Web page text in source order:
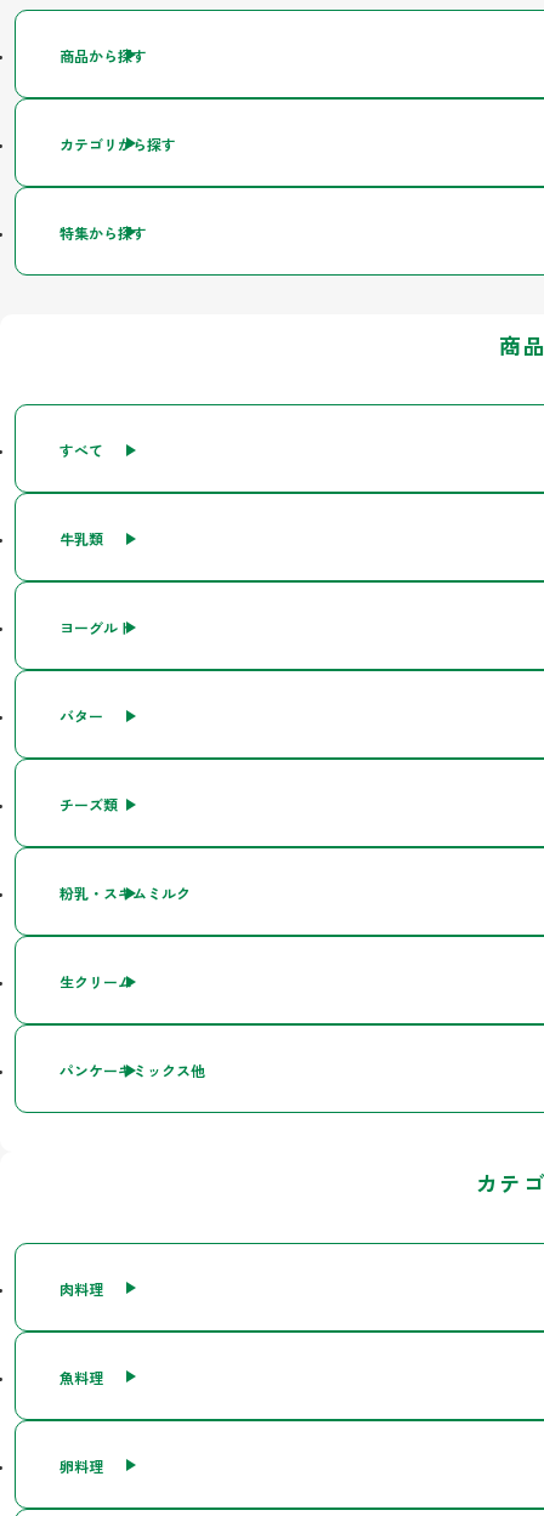
商品から探す
カテゴリから探す
特集から探す
商
すべて
牛乳類
ヨーグルト
バター
チーズ類
粉乳・スキムミルク
生クリーム
パンケーキミックス他
カテ
肉料理
魚料理
卵料理